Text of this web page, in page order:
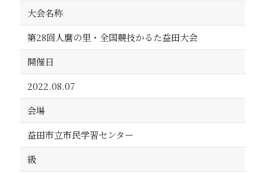
大会名称
第28回人麿の里・全国競技かるた益田大会
開催日
2022.08.07
会場
益田市立市民学習センター
級